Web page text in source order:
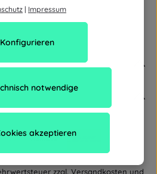
zzgl. Versandkosten und
| Impressum
notwendige
Konfigurieren
akzeptieren